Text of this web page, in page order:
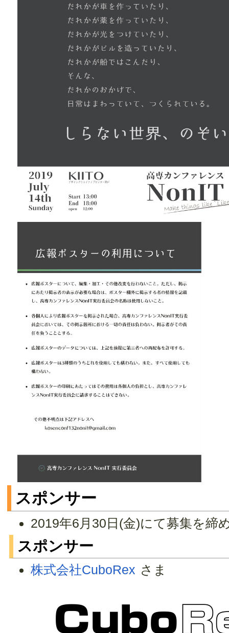
スポンサー
2019年6月30日(金)にて募集を締
スポンサー
株式会社CuboRex さま